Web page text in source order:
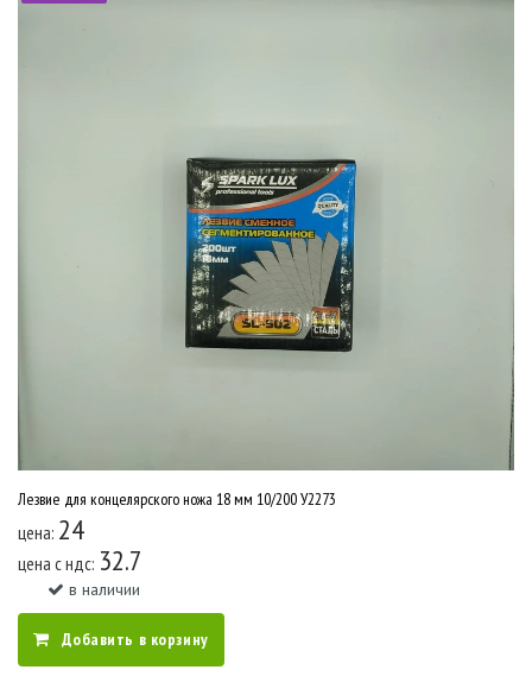
Лезвие для концелярского ножа 18 мм 10/200 У2273
цена: 24
цена c ндс: 32.7
в наличии
Добавить в корзину